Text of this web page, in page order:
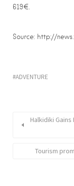
619€.
Source: http://
ADVENTURE
Halkidiki
Tourism